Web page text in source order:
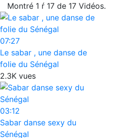
Montré 1 ŕ 17 de 17 Vidéos.
07:27
Le sabar , une danse de
folie du Sénégal
2.3K vues
03:12
Sabar danse sexy du
Sénégal